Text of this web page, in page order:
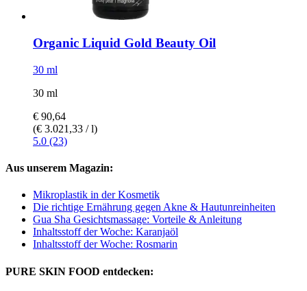
Organic Liquid Gold Beauty Oil
30 ml
30 ml
€ 90,64
(€ 3.021,33 / l)
5.0 (23)
Aus unserem Magazin:
Mikroplastik in der Kosmetik
Die richtige Ernährung gegen Akne & Hautunreinheiten
Gua Sha Gesichtsmassage: Vorteile & Anleitung
Inhaltsstoff der Woche: Karanjaöl
Inhaltsstoff der Woche: Rosmarin
PURE SKIN FOOD entdecken: